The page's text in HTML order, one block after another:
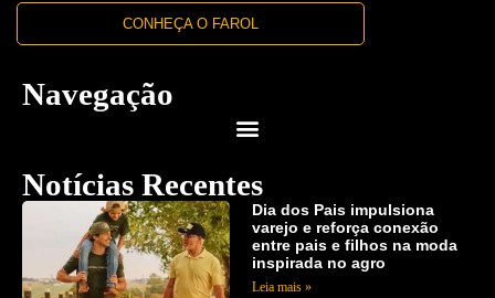
CONHEÇA O FAROL
Navegação
Notícias Recentes
Dia dos Pais impulsiona
varejo e reforça conexão
entre pais e filhos na moda
inspirada no agro
Leia mais »